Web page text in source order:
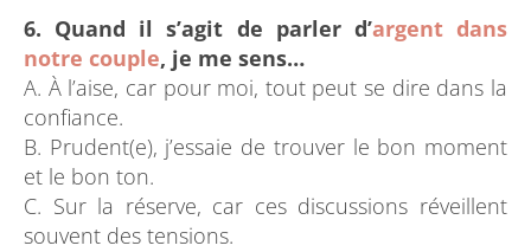
6. Quand il s’agit de parler d’argent dans
notre couple, je me sens…
A. À l’aise, car pour moi, tout peut se dire dans la
confiance.
B. Prudent(e), j’essaie de trouver le bon moment
et le bon ton.
C. Sur la réserve, car ces discussions réveillent
souvent des tensions.